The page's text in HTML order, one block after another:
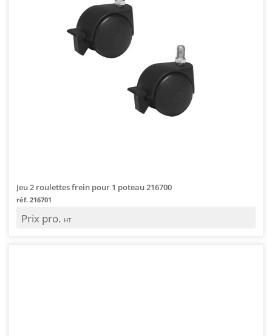
Jeu 2 roulettes frein pour 1 poteau 216700
réf. 216701
Prix pro. HT